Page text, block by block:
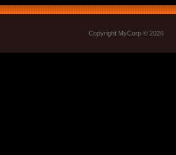
Copyright MyCorp © 2026